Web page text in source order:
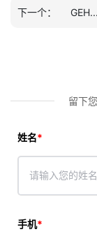
下一个：
留下
姓名
手机